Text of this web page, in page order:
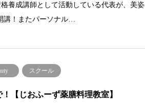
養成講師として活動している代表が、美姿
講！またパーソナル…
スクール
【じおふーず薬膳料理教室】